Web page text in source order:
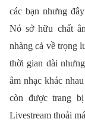
các bạn nhưng
Nó sở hữu chất
nhàng cả về trọng
thời gian dài
âm nhạc khác
còn được trang
Livestream thoải